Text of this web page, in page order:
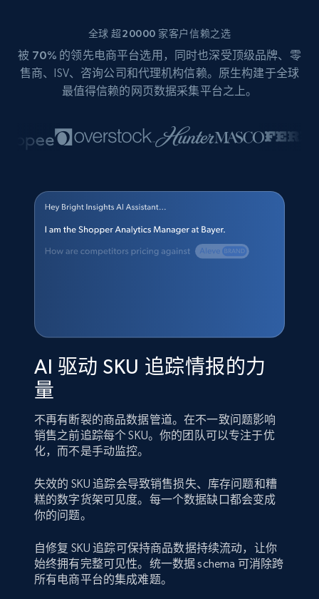
全球 超20000 家客户信赖之选
被 70% 的领先电商平台选用，同时也深受顶级品牌、零
售商、ISV、咨询公司和代理机构信赖。原生构建于全球
最值得信赖的网页数据采集平台之上。
AI 驱动 SKU 追踪情报的力
量
不再有断裂的商品数据管道。在不一致问题影响
销售之前追踪每个 SKU。你的团队可以专注于优
化，而不是手动监控。
失效的 SKU 追踪会导致销售损失、库存问题和糟
糕的数字货架可见度。每一个数据缺口都会变成
你的问题。
自修复 SKU 追踪可保持商品数据持续流动，让你
始终拥有完整可见性。统一数据 schema 可消除跨
所有电商平台的集成难题。